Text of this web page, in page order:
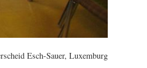
Esch-Sauer, Luxemburg